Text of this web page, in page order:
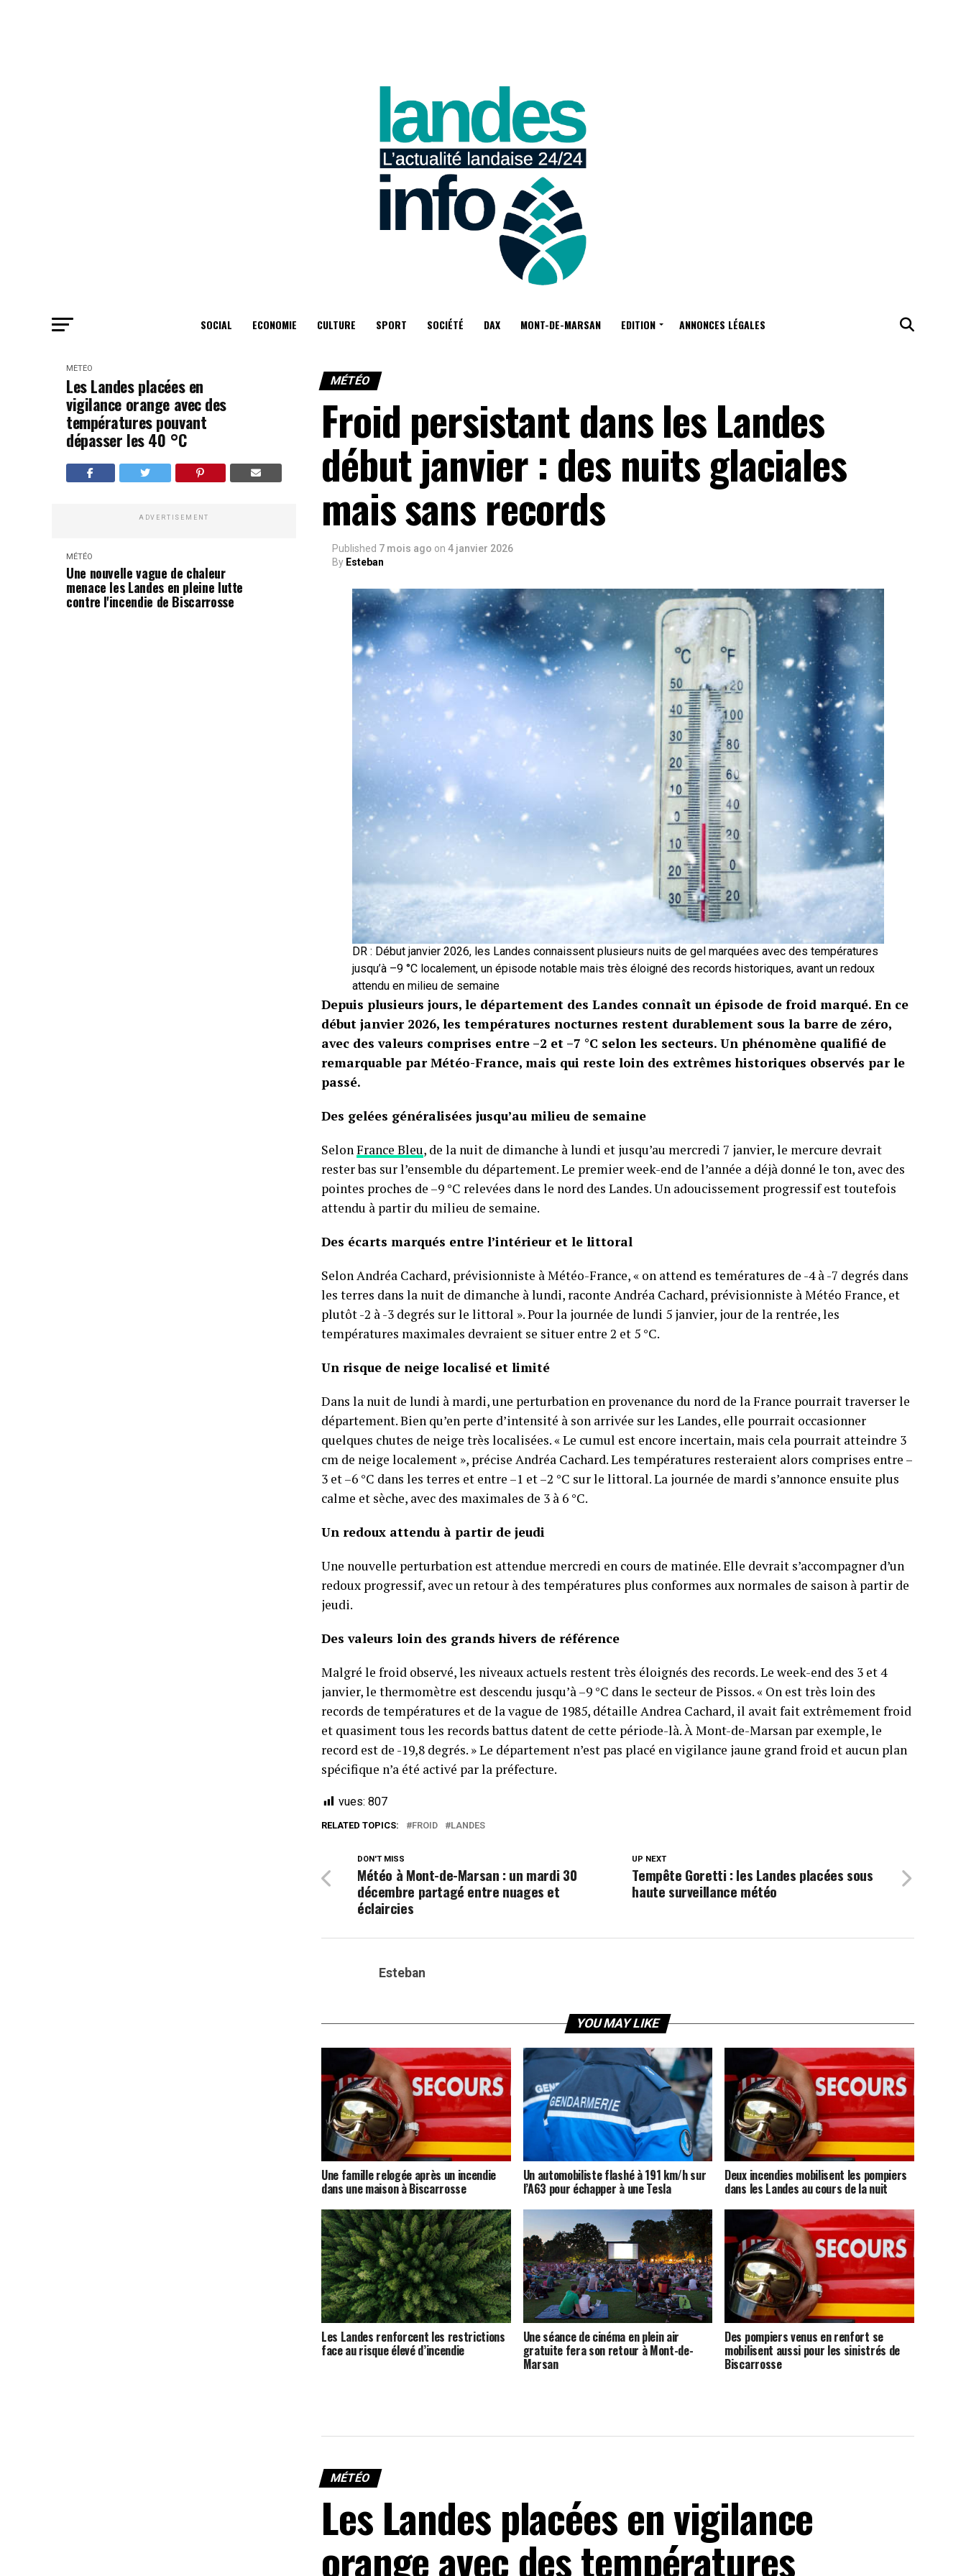
SOCIAL ECONOMIE CULTURE SPORT SOCIÉTÉ DAX MONT-DE-MARSAN EDITION ANNONCES LÉGALES
MÉTÉO
Les Landes placées en
vigilance orange avec des
températures pouvant
dépasser les 40 °C
ADVERTISEMENT
MÉTÉO
Une nouvelle vague de chaleur
menace les Landes en pleine lutte
contre l'incendie de Biscarrosse
MÉTÉO
Froid persistant dans les Landes
début janvier : des nuits glaciales
mais sans records
Published 7 mois ago on 4 janvier 2026
By Esteban
DR : Début janvier 2026, les Landes connaissent plusieurs nuits de gel marquées avec des températures
jusqu’à –9 °C localement, un épisode notable mais très éloigné des records historiques, avant un redoux
attendu en milieu de semaine
Depuis plusieurs jours, le département des Landes connaît un épisode de froid marqué. En ce
début janvier 2026, les températures nocturnes restent durablement sous la barre de zéro,
avec des valeurs comprises entre –2 et –7 °C selon les secteurs. Un phénomène qualifié de
remarquable par Météo-France, mais qui reste loin des extrêmes historiques observés par le
passé.
Des gelées généralisées jusqu’au milieu de semaine
SelonFrance Bleu, de la nuit de dimanche à lundi et jusqu’au mercredi 7 janvier, le mercure devrait
rester bas sur l’ensemble du département. Le premier week-end de l’année a déjà donné le ton, avec des
pointes proches de –9 °C relevées dans le nord des Landes. Un adoucissement progressif est toutefois
attendu à partir du milieu de semaine.
Des écarts marqués entre l’intérieur et le littoral
Selon Andréa Cachard, prévisionniste à Météo-France, « on attend es temératures de -4 à -7 degrés dans
les terres dans la nuit de dimanche à lundi, raconte Andréa Cachard, prévisionniste à Météo France, et
plutôt -2 à -3 degrés sur le littoral ». Pour la journée de lundi 5 janvier, jour de la rentrée, les
températures maximales devraient se situer entre 2 et 5 °C.
Un risque de neige localisé et limité
Dans la nuit de lundi à mardi, une perturbation en provenance du nord de la France pourrait traverser le
département. Bien qu’en perte d’intensité à son arrivée sur les Landes, elle pourrait occasionner
quelques chutes de neige très localisées. « Le cumul est encore incertain, mais cela pourrait atteindre 3
cm de neige localement », précise Andréa Cachard. Les températures resteraient alors comprises entre –
3 et –6 °C dans les terres et entre –1 et –2 °C sur le littoral. La journée de mardi s’annonce ensuite plus
calme et sèche, avec des maximales de 3 à 6 °C.
Un redoux attendu à partir de jeudi
Une nouvelle perturbation est attendue mercredi en cours de matinée. Elle devrait s’accompagner d’un
redoux progressif, avec un retour à des températures plus conformes aux normales de saison à partir de
jeudi.
Des valeurs loin des grands hivers de référence
Malgré le froid observé, les niveaux actuels restent très éloignés des records. Le week-end des 3 et 4
janvier, le thermomètre est descendu jusqu’à –9 °C dans le secteur de Pissos. « On est très loin des
records de températures et de la vague de 1985, détaille Andrea Cachard, il avait fait extrêmement froid
et quasiment tous les records battus datent de cette période-là. À Mont-de-Marsan par exemple, le
record est de -19,8 degrés. » Le département n’est pas placé en vigilance jaune grand froid et aucun plan
spécifique n’a été activé par la préfecture.
vues: 807
RELATED TOPICS: FROID LANDES
UP NEXT
Tempête Goretti : les Landes placées sous
haute surveillance météo
DON'T MISS
Météo à Mont-de-Marsan : un mardi 30
décembre partagé entre nuages et
éclaircies
Esteban
YOU MAY LIKE
Une famille relogée après un incendie
dans une maison à Biscarrosse
Un automobiliste flashé à 191 km/h sur
l’A63 pour échapper à une Tesla
Deux incendies mobilisent les pompiers
dans les Landes au cours de la nuit
Les Landes renforcent les restrictions
face au risque élevé d’incendie
Une séance de cinéma en plein air
gratuite fera son retour à Mont-de-
Marsan
Des pompiers venus en renfort se
mobilisent aussi pour les sinistrés de
Biscarrosse
MÉTÉO
Les Landes placées en vigilance
orange avec des températures